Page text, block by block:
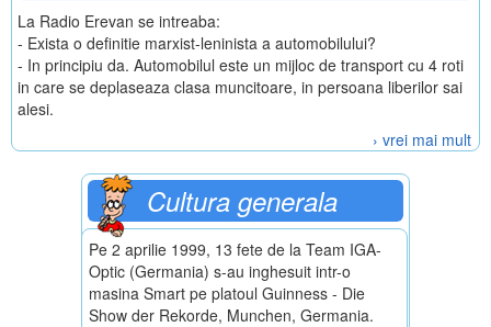
La Radio Erevan se intreaba:
- Exista o definitie marxist-leninista a automobilului?
- In principiu da. Automobilul este un mijloc de transport cu 4 roti
in care se deplaseaza clasa muncitoare, in persoana liberilor sai
alesi.
› vrei mai mult
Cultura generala
Pe 2 aprilie 1999, 13 fete de la Team IGA-
Optic (Germania) s-au inghesuit intr-o
masina Smart pe platoul Guinness - Die
Show der Rekorde, Munchen, Germania.